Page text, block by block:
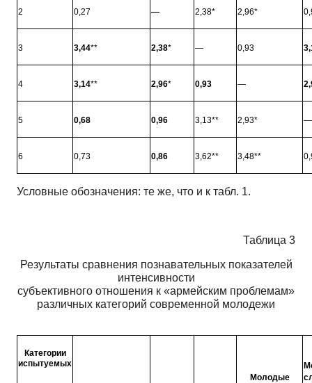
2 0,27 — 2,38* 2,96*
3 3,44** 2,38* — 0,93
4 3,14** 2,96* 0,93 —
5 0,68 0,96 3,13** 2,93* —
6 0,73 0,86 3,62** 3,48**
Условные обозначения: те же, что и к табл. 1.
Таблица 3
Результаты сравнения познавательных показателей
интенсивности
субъективного отношения к «армейским проблемам»
различных категорий современной молодежи
Категории
испытуемых
Молодые